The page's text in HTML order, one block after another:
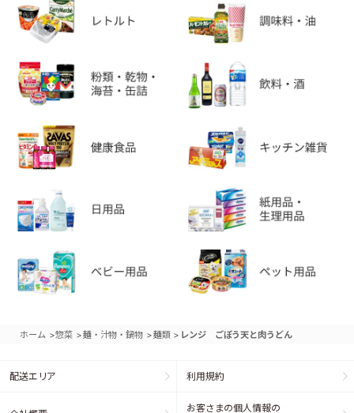
ホーム >惣菜 >麺・汁物・鍋物 >麺類 > レンジ ごぼう天と肉うどん
配送エリア 利用規約
お客さまの個人情報の